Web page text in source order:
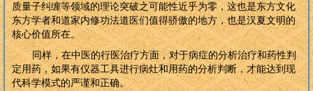
质量子纠缠等领域的理论突破之可能性近乎为零，这也是东方文化
东方学者和道家内修功法道医们值得骄傲的地方，也是汉夏文明的
核心价值所在。
同样，在中医的行医治疗方面，对于病症的分析治疗和药性判
定用药，如果有仪器工具进行病灶和用药的分析判断，才能达到现
代科学模式的严谨和正确。